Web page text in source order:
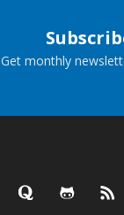
Get monthly